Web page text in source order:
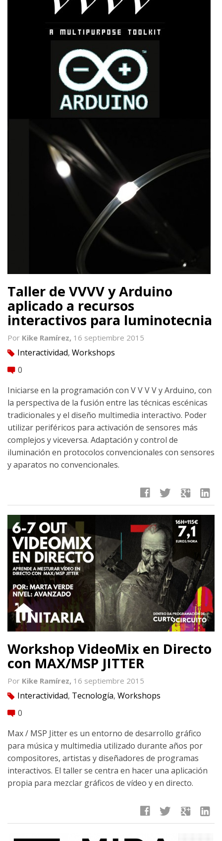
Taller de VVVV y Arduino
aplicado a recursos
interactivos para luminotecnia
Por Kike Ramírez, 16 septiembre 2015
tag Interactividad, Workshops
comment 0
Iniciarse en la programación con V V V V y Arduino, con
la perspectiva de la fusión entre las técnicas escénicas
tradicionales y el diseño multimedia interactivo. Poder
utilizar periféricos para activación de sensores más
complejos y viceversa. Adaptación y control de
iluminación en protocolos convencionales con sensores
y aparatos no convencionales.
facebook twitter google linkedin
Workshop VideoMix en Directo
con MAX/MSP JITTER
Por Kike Ramírez, 16 septiembre 2015
tag Interactividad, Tecnología, Workshops
comment 0
Max / MSP Jitter es un entorno de desarrollo gráfico
para música y multimedia utilizado durante años por
compositores, artistas y diseñadores de programas
interactivos. El taller se centra en hacer una aplicación
propia para mezclar gráficos de vídeo y en directo.
facebook twitter google linkedin